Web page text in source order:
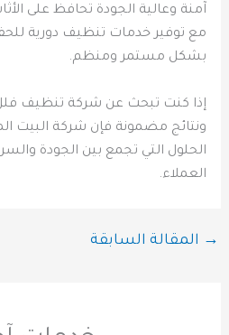
آمنة وعالية الجودة تحافظ على
مع توفير خدمات تنظيف دورية
بشكل مستمر ومنظم.
إذا كنت تبحث عن شركة تنظيف
ونتائج مضمونة فإن شركة البيت
الحلول التي تجمع بين الجودة
العملاء.
→ المقالة السابقة